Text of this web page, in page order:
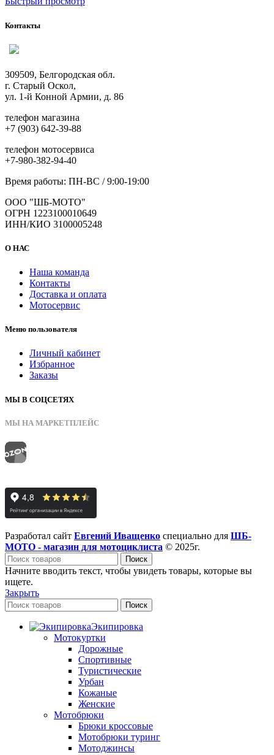
Контакты
309509, Белгородская обл.
г. Старый Оскол,
ул. 1-й Конной Армии, д. 86
телефон магазина
+7 (903) 642-39-88
телефон мотосервиса
+7-980-382-94-40
Время работы: ПН-ВС / 9:00-19:00
ООО "ШБ-МОТО"
ОГРН 1223100010649
ИНН/КИО 3100005248
О НАС
Наша команда
Контакты
Доставка и оплата
Мотосервис
Меню пользователя
Личный кабинет
Избранное
Заказы
МЫ В СОЦСЕТЯХ
МЫ НА МАРКЕТПЛЕЙС
Разработал сайт Евгений Иващенко специально для ШБ-
МОТО - магазин для мотоциклиста © 2025г.
Поиск
Начните вводить текст, чтобы увидеть товары, которые вы
ищете.
Закрыть
Поиск
Экипировка
Мотокуртки
Дорожные
Спортивные
Туристические
Урбан
Кожаные
Женские
Мотобрюки
Брюки кроссовые
Мотобрюки туринг
Мотоджинсы